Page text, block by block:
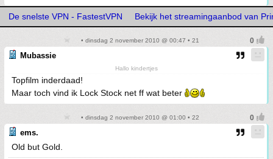
De snelste VPN - FastestVPN Bekijk het streamingaanbod van
• dinsdag 2 november 2010 @ 00:47 • 21
Mubassie
Hallo kindertjes
Topfilm inderdaad!
Maar toch vind ik Lock Stock net ff wat beter
• dinsdag 2 november 2010 @ 01:00 • 22
ems.
Old but Gold.